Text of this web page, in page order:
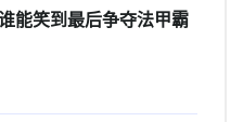
能笑到最后争夺法甲霸